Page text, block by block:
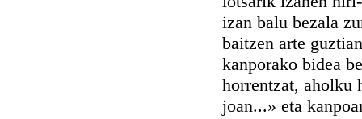
izan balu bezala
baitzen arte
kanporako bidea
horrentzat, aholku
joan...» eta